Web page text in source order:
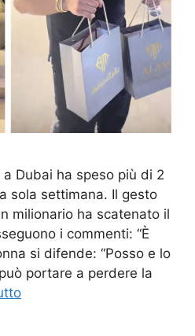
Dubai ha speso più di 2
sola settimana. Il gesto
milionario ha scatenato il
i commenti: “È
si difende: “Posso e lo
portare a perdere la